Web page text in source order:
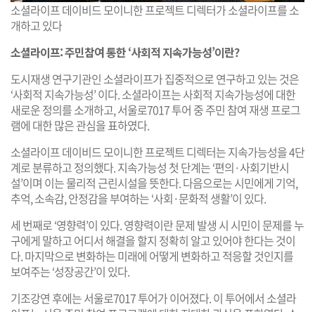
소셜라이프 데이비드 모이니한 프로젝트 디렉터가 소셜라이프를 소
개하고 있다
소셜라이프: 주민참여 통한 ‘사회적 지속가능성’이란?
도시재생 연구기관인 소셜라이프가 집중적으로 연구하고 있는 것은
‘사회적 지속가능성’ 이다. 소셜라이프는 사회적 지속가능성에 대한
새로운 정의를 소개하고, 서울로7017 투어 중 주민 참여 재생 프로그
램에 대한 많은 관심을 표하였다.
소셜라이프 데이비드 모이니한 프로젝트 디렉터는 지속가능성을 4단
계로 분류하고 정의했다. 지속가능성 첫 단계는 ‘편의·사회기반시
설’이며 이는 물리적 근린시설을 뜻한다. 다음으로는 시민에게 기억,
추억, 소속감, 안정감을 부여하는 ‘사회·문화적 생활’이 있다.
세 번째로 ‘영향력’이 있다. 영향력이란 문제 발생 시 시민이 문제를 누
구에게 말하고 어디서 해결을 할지 정확히 알고 있어야 한다는 것이
다. 마지막으로 변화하는 미래에 어떻게 변화하고 적응할 것인지를
보여주는 ‘성장공간’이 있다.
기조강연 후에는 서울로7017 투어가 이어졌다. 이 투어에서 소셜라